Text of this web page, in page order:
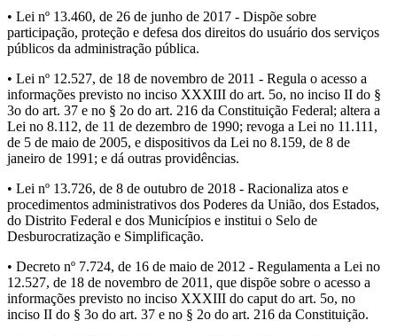
• Lei nº 13.460, de 26 de junho de 2017 - Dispõe sobre
participação, proteção e defesa dos direitos do usuário dos serviços
públicos da administração pública.
• Lei nº 12.527, de 18 de novembro de 2011 - Regula o acesso a
informações previsto no inciso XXXIII do art. 5o, no inciso II do §
3o do art. 37 e no § 2o do art. 216 da Constituição Federal; altera a
Lei no 8.112, de 11 de dezembro de 1990; revoga a Lei no 11.111,
de 5 de maio de 2005, e dispositivos da Lei no 8.159, de 8 de
janeiro de 1991; e dá outras providências.
• Lei nº 13.726, de 8 de outubro de 2018 - Racionaliza atos e
procedimentos administrativos dos Poderes da União, dos Estados,
do Distrito Federal e dos Municípios e institui o Selo de
Desburocratização e Simplificação.
• Decreto nº 7.724, de 16 de maio de 2012 - Regulamenta a Lei no
12.527, de 18 de novembro de 2011, que dispõe sobre o acesso a
informações previsto no inciso XXXIII do caput do art. 5o, no
inciso II do § 3o do art. 37 e no § 2o do art. 216 da Constituição.